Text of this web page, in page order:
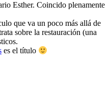
Esther. Coincido plenamente
que va un poco más allá de
sobre la restauración (una
es el título